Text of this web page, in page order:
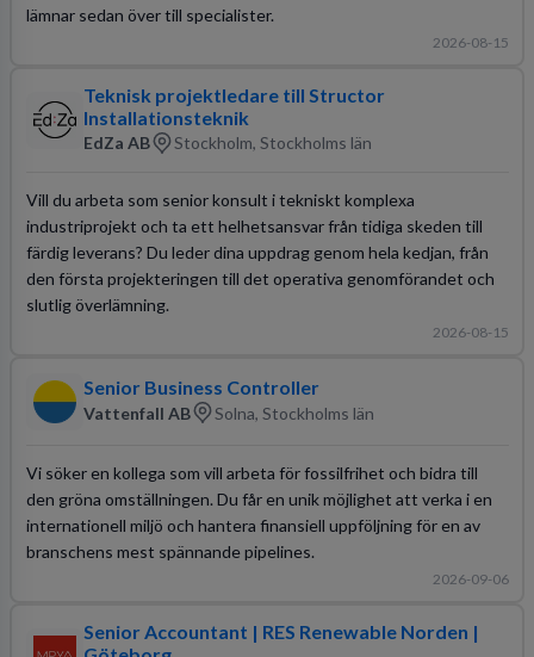
lämnar sedan över till specialister.
2026-08-15
Teknisk projektledare till Structor
Installationsteknik
EdZa AB Stockholm, Stockholms län
Vill du arbeta som senior konsult i tekniskt komplexa
industriprojekt och ta ett helhetsansvar från tidiga skeden till
färdig leverans? Du leder dina uppdrag genom hela kedjan, från
den första projekteringen till det operativa genomförandet och
slutlig överlämning.
2026-08-15
Senior Business Controller
Vattenfall AB Solna, Stockholms län
Vi söker en kollega som vill arbeta för fossilfrihet och bidra till
den gröna omställningen. Du får en unik möjlighet att verka i en
internationell miljö och hantera finansiell uppföljning för en av
branschens mest spännande pipelines.
2026-09-06
Senior Accountant | RES Renewable Norden |